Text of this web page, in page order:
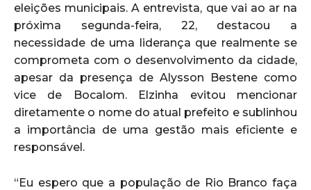
eleições municipais. A entrevista, que vai ao ar na
próxima segunda-feira, 22, destacou a
necessidade de uma liderança que realmente se
comprometa com o desenvolvimento da cidade,
apesar da presença de Alysson Bestene como
vice de Bocalom. Elzinha evitou mencionar
diretamente o nome do atual prefeito e sublinhou
a importância de uma gestão mais eficiente e
responsável.
“Eu espero que a população de Rio Branco faça